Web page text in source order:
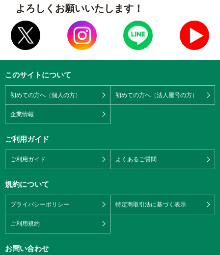
よろしくお願いいたします！
このサイトについて
初めての方へ（個人の方） 初めての方へ（法人屋号の方）
企業情報
ご利用ガイド
ご利用ガイド よくあるご質問
規約について
プライバシーポリシー 特定商取引法に基づく表示
ご利用規約
お問い合わせ